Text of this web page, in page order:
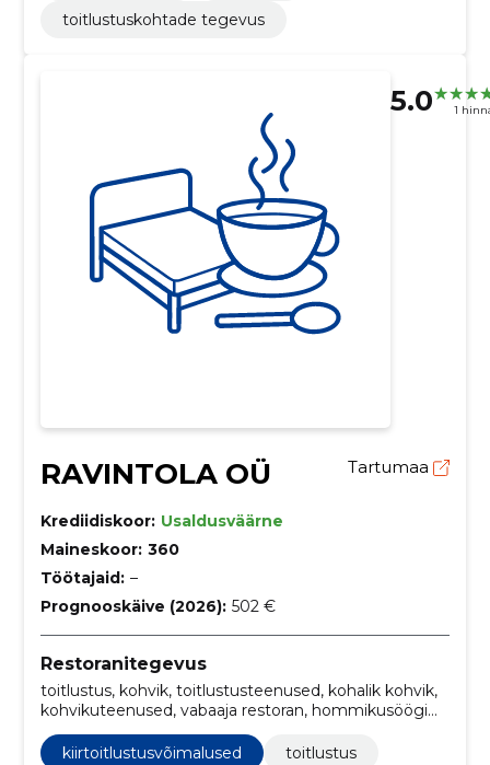
toitlustuskohtade tegevus
5.0 1
RAVINTOLA OÜ Tartumaa
Krediidiskoor: Usaldusväärne
Maineskoor: 360
Töötajaid: –
Prognooskäive (2026): 502 €
Restoranitegevus
toitlustus, kohvik, toitlustusteenused, kohalik kohvik,
kohvikuteenused, vabaaja restoran, hommikusöögi
kohvik, privaatürituste toitlustamine,
toitlustusmenüü, kohvik
kiirtoitlustusvõimalused
toitlustus